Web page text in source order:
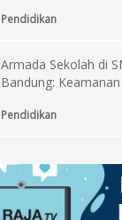
Pendidikan
Armada Sekolah di
Bandung:
Pendidikan